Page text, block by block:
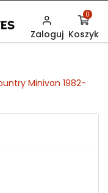
Zaloguj Koszyk
0
Minivan 1982-